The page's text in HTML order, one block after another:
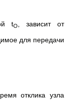
tО
, зависит от
для передачи
отклика узла